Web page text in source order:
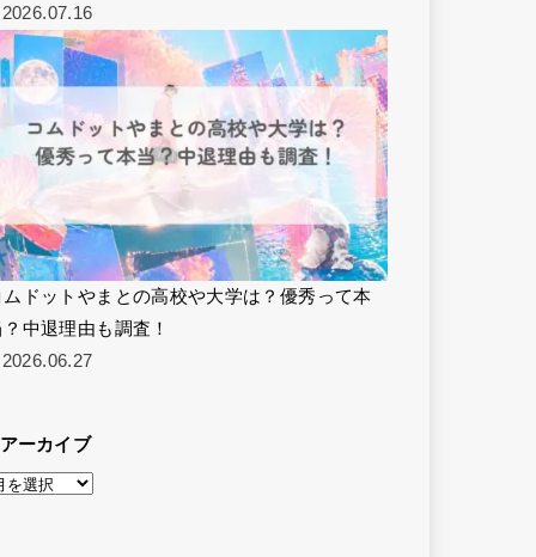
2026.07.16
ムドットやまとの高校や大学は？優秀って本
？中退理由も調査！
2026.06.27
アーカイブ